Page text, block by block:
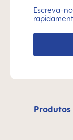
Escreva-
Produtos